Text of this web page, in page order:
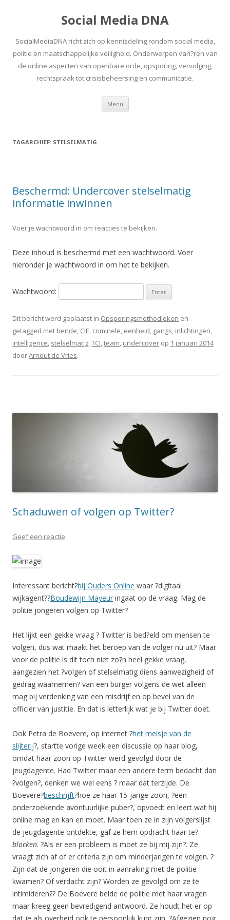
Social Media DNA
SocialMediaDNA richt zich op kennisdeling rondom social media,
politie en maatschappelijke veiligheid. Onderwerpen vari?ren van
de online aspecten van openbare orde, opsporing, vervolging,
rechtspraak tot crisisbeheersing en communicatie.
Menu Spring
inhoud
TAGARCHIEF: STELSELMATIG
Beschermd: Undercover stelselmatig
informatie inwinnen
Voer je wachtwoord in om reacties te bekijken.
Deze inhoud is beschermd met een wachtwoord. Voer
hieronder je wachtwoord in om het te bekijken.
Wachtwoord:
Dit bericht werd geplaatst in Opsporingsmethodieken en
getagged met bende, CIE, criminele, eenheid, gangs, inlichtingen,
intelligence, stelselmatig,TCI,team, undercover op 1 januari 2014
doorArnout de Vries.
Schaduwen of volgen op Twitter?
Geef een reactie
Interessant bericht?bij Ouders Online waar ?digitaal
wijkagent??Boudewijn Mayeur ingaat op de vraag: Mag de
politie jongeren volgen op Twitter?
Het lijkt een gekke vraag ? Twitter is bed?eld om mensen te
volgen, dus wat maakt het beroep van de volger nu uit? Maar
voor de politie is dit toch niet zo?n heel gekke vraag,
aangezien het ?volgen of stelselmatig diens aanwezigheid of
gedrag waarnemen? van een burger volgens de wet alleen
mag bij verdenking van een misdrijf en op bevel van de
officier van justitie. En dat is letterlijk wat je bij Twitter doet.
Ook Petra de Boevere, op internet ?het meisje van de
slijterij?, startte vorige week een discussie op haar blog,
omdat haar zoon op Twitter werd gevolgd door de
jeugdagente. Had Twitter maar een andere term bedacht dan
?volgen?, denken we wel eens ? maar dat terzijde. De
Boevere?beschrijft?hoe ze haar 15-jarige zoon, ?een
onderzoekende avontuurlijke puber?, opvoedt en leert wat hij
online mag en kan en moet. Maar toen ze in zijn volgerslijst
de jeugdagente ontdekte, gaf ze hem opdracht haar te?
blocken. ?Als er een probleem is moet ze bij mij zijn?. Ze
vraagt zich af of er criteria zijn om minderjarigen te volgen. ?
Zijn dat de jongeren die ooit in aanraking met de politie
kwamen? Of verdacht zijn? Worden ze gevolgd om ze te
intimideren?? De Boevere belde de politie met haar vragen
maar kreeg geen bevredigend antwoord. Ze houdt het er op